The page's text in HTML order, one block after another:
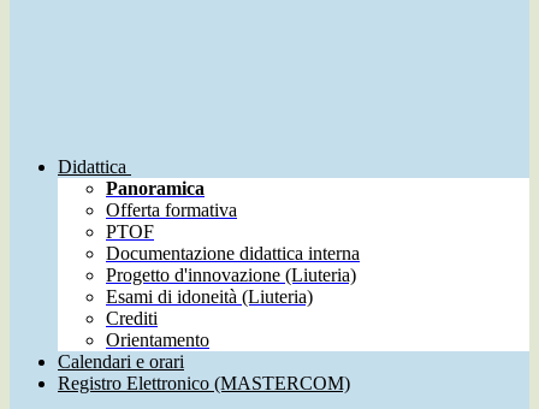
Didattica
Panoramica
Offerta formativa
PTOF
Documentazione didattica interna
Progetto d'innovazione (Liuteria)
Esami di idoneità (Liuteria)
Crediti
Orientamento
Calendari e orari
Registro Elettronico (MASTERCOM)